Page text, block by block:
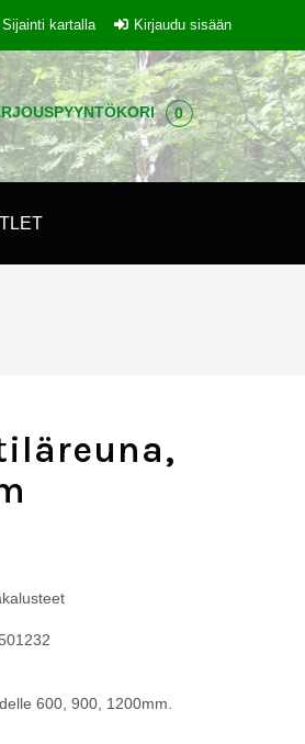
Sijainti kartalla Kirjaudu sisään
0
600, 900, 1200mm.